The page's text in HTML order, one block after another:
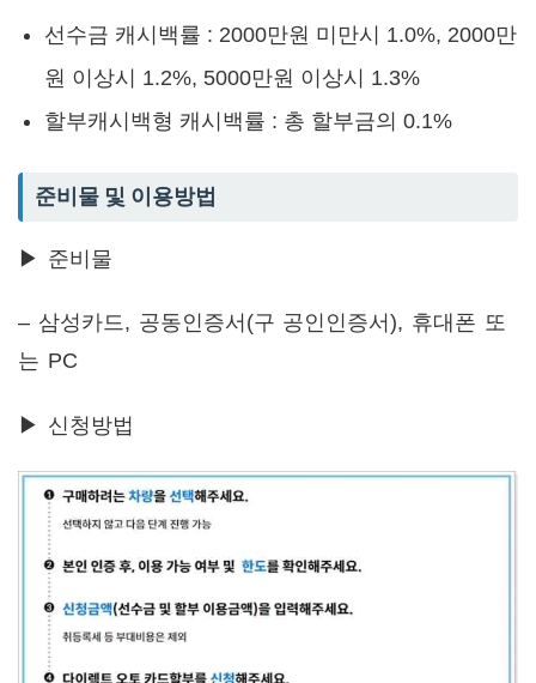
선수금 캐시백률 : 2000만원 미만시 1.0%, 2000만
원 이상시 1.2%, 5000만원 이상시 1.3%
할부캐시백형 캐시백률 : 총 할부금의 0.1%
준비물 및 이용방법
▶ 준비물
– 삼성카드, 공동인증서(구 공인인증서), 휴대폰 또
는 PC
▶ 신청방법